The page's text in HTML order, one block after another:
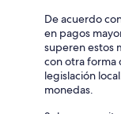
De acuerdo
en pagos
superen estos
con otra forma
legislación
monedas.